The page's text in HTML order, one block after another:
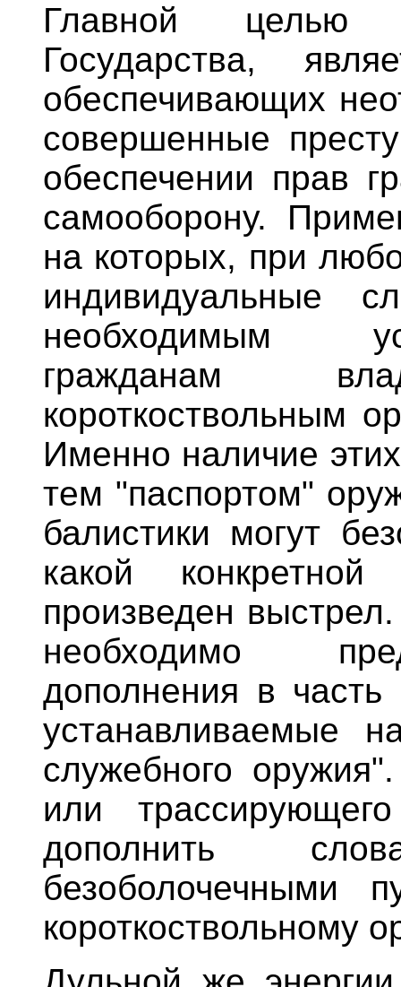
Главной целью
Государства,
обеспечивающих
совершенные
обеспечении прав
самооборону.
на которых, при
индивидуальные
необходимым
гражданам
короткоствольным
Именно наличие
тем "паспортом"
балистики могут
какой
произведен
необходимо
дополнения в
устанавливаемые
служебного
или
дополнить
безоболочечными
короткоствольному